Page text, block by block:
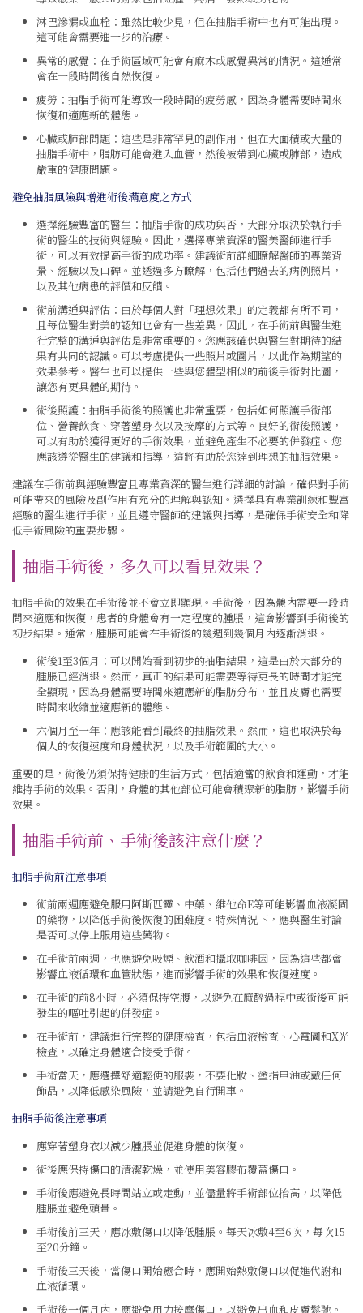
淋巴滲漏或血栓：雖然比較少見，但在抽脂手術中也有可能出現。
這可能會需要進一步的治療。
異常的感覺：在手術區域可能會有麻木或感覺異常的情況。這通常
會在一段時間後自然恢復。
疲勞：抽脂手術可能導致一段時間的疲勞感，因為身體需要時間來
恢復和適應新的體態。
心臟或肺部問題：這些是非常罕見的副作用，但在大面積或大量的
抽脂手術中，脂肪可能會進入血管，然後被帶到心臟或肺部，造成
嚴重的健康問題。
避免抽脂風險與增進術後滿意度之方式
選擇經驗豐富的醫生：抽脂手術的成功與否，大部分取決於執行手
術的醫生的技術與經驗。因此，選擇專業資深的醫美醫師進行手
術，可以有效提高手術的成功率。建議術前詳細瞭解醫師的專業背
景、經驗以及口碑。並透過多方瞭解，包括他們過去的病例照片，
以及其他病患的評價和反饋。
術前溝通與評估：由於每個人對「理想效果」的定義都有所不同，
且每位醫生對美的認知也會有一些差異，因此，在手術前與醫生進
行完整的溝通與評估是非常重要的。您應該確保與醫生對期待的結
果有共同的認識。可以考慮提供一些照片或圖片，以此作為期望的
效果參考。醫生也可以提供一些與您體型相似的前後手術對比圖，
讓您有更具體的期待。
術後照護：抽脂手術後的照護也非常重要，包括如何照護手術部
位、營養飲食、穿著塑身衣以及按摩的方式等。良好的術後照護，
可以有助於獲得更好的手術效果，並避免產生不必要的併發症。您
應該遵從醫生的建議和指導，這將有助於您達到理想的抽脂效果。
建議在手術前與經驗豐富且專業資深的醫生進行詳細的討論，確保對手術
可能帶來的風險及副作用有充分的理解與認知。選擇具有專業訓練和豐富
經驗的醫生進行手術，並且遵守醫師的建議與指導，是確保手術安全和降
低手術風險的重要步驟。
抽脂手術後，多久可以看見效果？
抽脂手術的效果在手術後並不會立即顯現。手術後，因為體內需要一段時
間來適應和恢復，患者的身體會有一定程度的腫脹，這會影響到手術後的
初步結果。通常，腫脹可能會在手術後的幾週到幾個月內逐漸消退。
術後1至3個月：可以開始看到初步的抽脂結果，這是由於大部分的
腫脹已經消退。然而，真正的結果可能需要等待更長的時間才能完
全顯現，因為身體需要時間來適應新的脂肪分布，並且皮膚也需要
時間來收縮並適應新的體態。
六個月至一年：應該能看到最終的抽脂效果。然而，這也取決於每
個人的恢復速度和身體狀況，以及手術範圍的大小。
重要的是，術後仍須保持健康的生活方式，包括適當的飲食和運動，才能
維持手術的效果。否則，身體的其他部位可能會積聚新的脂肪，影響手術
效果。
抽脂手術前、手術後該注意什麼？
抽脂手術前注意事項
術前兩週應避免服用阿斯匹靈、中藥、維他命E等可能影響血液凝固
的藥物，以降低手術後恢復的困難度。特殊情況下，應與醫生討論
是否可以停止服用這些藥物。
在手術前兩週，也應避免吸煙、飲酒和攝取咖啡因，因為這些都會
影響血液循環和血管狀態，進而影響手術的效果和恢復速度。
在手術的前8小時，必須保持空腹，以避免在麻醉過程中或術後可能
發生的嘔吐引起的併發症。
在手術前，建議進行完整的健康檢查，包括血液檢查、心電圖和X光
檢查，以確定身體適合接受手術。
手術當天，應選擇舒適輕便的服裝，不要化妝、塗指甲油或戴任何
飾品，以降低感染風險，並請避免自行開車。
抽脂手術後注意事項
應穿著塑身衣以減少腫脹並促進身體的恢復。
術後應保持傷口的清潔乾燥，並使用美容膠布覆蓋傷口。
手術後應避免長時間站立或走動，並儘量將手術部位抬高，以降低
腫脹並避免頭暈。
手術後前三天，應冰敷傷口以降低腫脹。每天冰敷4至6次，每次15
至20分鐘。
手術後三天後，當傷口開始癒合時，應開始熱敷傷口以促進代謝和
血液循環。
手術後一個月內，應避免用力按摩傷口，以避免出血和皮膚鬆弛。